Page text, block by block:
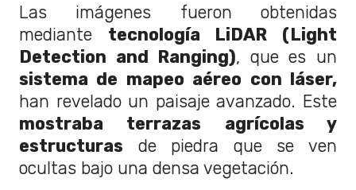
Las imágenes fueron obtenidas
mediante tecnología LiDAR (Light
Detection and Ranging), que es un
sistema de mapeo aéreo con láser,
han revelado un paisaje avanzado. Este
mostraba terrazas agrícolas y
estructuras de piedra que se ven
ocultas bajo una densa vegetación.